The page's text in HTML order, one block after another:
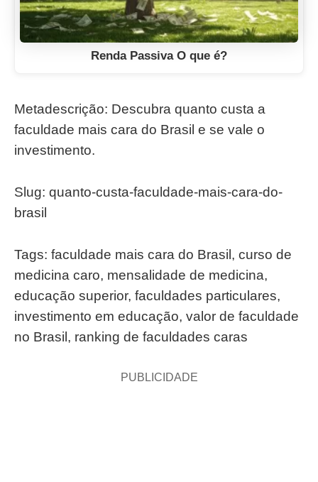
Renda Passiva O que é?
Metadescrição: Descubra quanto custa a
faculdade mais cara do Brasil e se vale o
investimento.
Slug: quanto-custa-faculdade-mais-cara-do-
brasil
Tags: faculdade mais cara do Brasil, curso de
medicina caro, mensalidade de medicina,
educação superior, faculdades particulares,
investimento em educação, valor de faculdade
no Brasil, ranking de faculdades caras
PUBLICIDADE